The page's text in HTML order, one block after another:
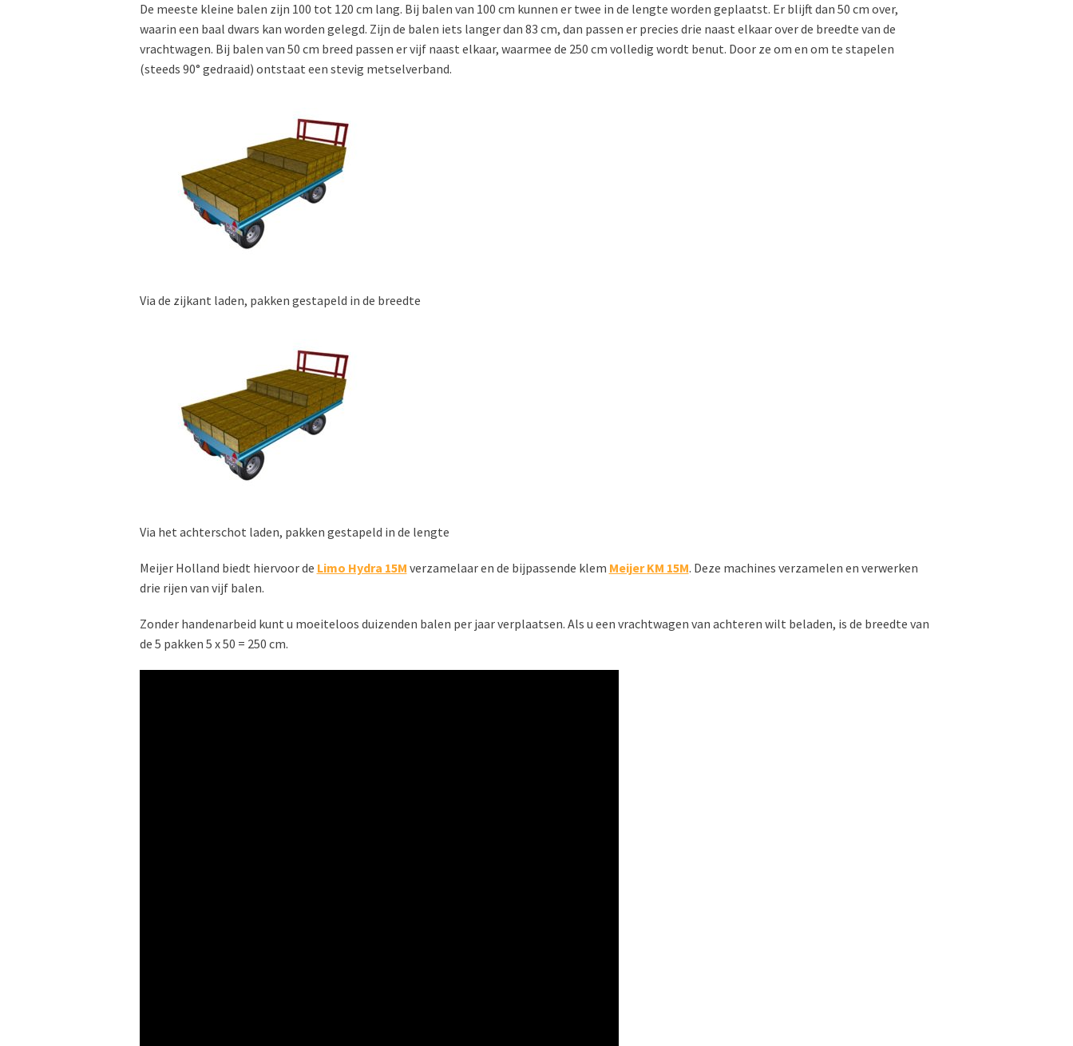
De meeste kleine balen zijn 100 tot 120 cm lang. Bij balen van 100 cm kunnen er twee in de lengte worden geplaatst. Er blijft dan 50 cm over,
waarin een baal dwars kan worden gelegd. Zijn de balen iets langer dan 83 cm, dan passen er precies drie naast elkaar over de breedte van de
vrachtwagen. Bij balen van 50 cm breed passen er vijf naast elkaar, waarmee de 250 cm volledig wordt benut. Door ze om en om te stapelen
(steeds 90° gedraaid) ontstaat een stevig metselverband.
Via de zijkant laden, pakken gestapeld in de breedte
Via het achterschot laden, pakken gestapeld in de lengte
Meijer Holland biedt hiervoor de Limo Hydra 15M verzamelaar en de bijpassende klem MeijerKM 15M. Deze machines verzamelen en verwerken
drie rijen van vijf balen.
Zonder handenarbeid kunt u moeiteloos duizenden balen per jaar verplaatsen. Als u een vrachtwagen van achteren wilt beladen, is de breedte van
de 5 pakken 5 x 50 = 250 cm.